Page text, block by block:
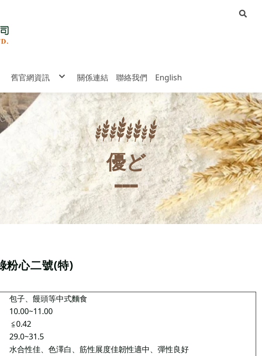
列
點系列
列
舊官網資訊
台灣麵粉工業協力組織
中華穀類研究所
澳洲小麥管理局
加拿大小麥局
聯邦穀類檢驗所
美國烘焙學院
堪薩斯州立大學
國際穀物培訓中心
美國蒙大拿州政府亞太辦事處
美國南達科他州
麵粉工業設備廠商
運勤機械工業股份有限公司
義大利OCRIM
日本SATAKE
義大利GOLFETTO
義大利PAGLIERANI
德國FELDBINDER
關係連結 聯絡我們 English
優ど
▃▃▃
粉心二號(特)
包子、饅頭等中式麵食
10.00~11.00
≦0.42
29.0~31.5
水合性佳、色澤白、筋性展度佳韌性適中、彈性良好